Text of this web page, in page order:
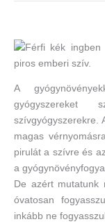
A
szívgyógyszerekre.
magas
pirulát a szívre és
a
De azért mutatunk
óvatosan
inkább ne